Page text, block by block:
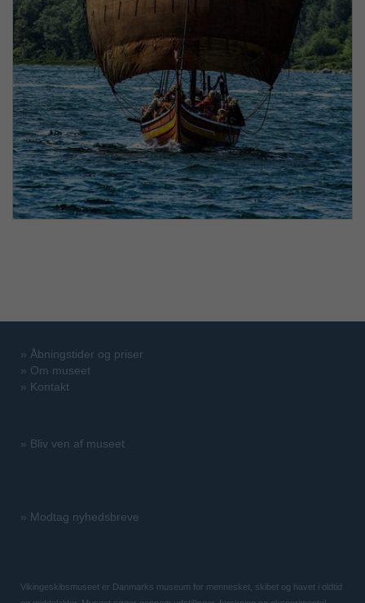
» Åbningstider og priser
» Om museet
» Kontakt
» Bliv ven af museet
» Modtag nyhedsbreve
Vikingeskibsmuseet er Danmarks museum for mennesket, skibet og havet i oldtid